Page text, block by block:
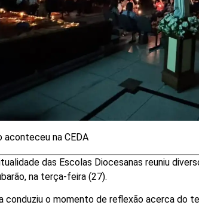
aconteceu na CEDA
das Escolas Diocesanas reuniu
na terça-feira (27).
conduziu o momento de reflexão acerca do